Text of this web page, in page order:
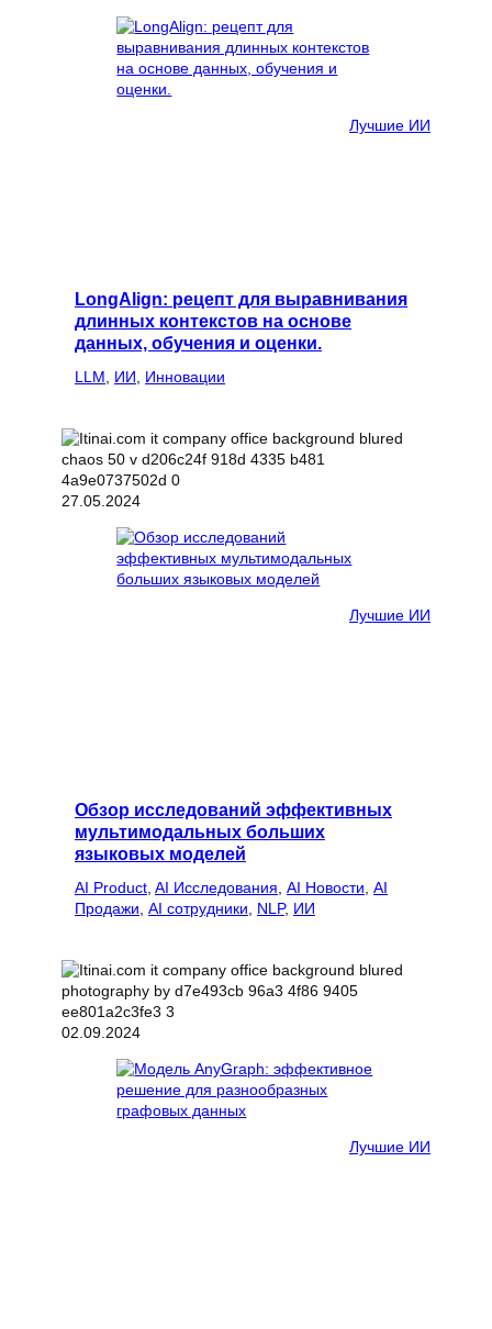
Лучшие ИИ
LongAlign: рецепт для выравнивания
длинных контекстов на основе
данных, обучения и оценки.
LLM ИИ Инновации
27.05.2024
Лучшие ИИ
Обзор исследований эффективных
мультимодальных больших
языковых моделей
AI Product AI Исследования AI Новости AI
Продажи AI сотрудники NLP, ИИ
02.09.2024
Лучшие ИИ